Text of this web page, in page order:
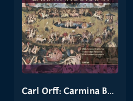
Carl Orff: Carmina Burana